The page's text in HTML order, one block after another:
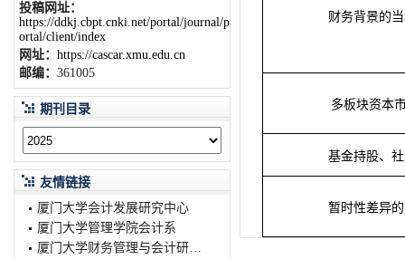
投稿网址：
https://ddkj.cbpt.cnki.net/portal/journal/p
ortal/client/index
网址： https://cascar.xmu.edu.cn
邮编： 361005
期刊目录
友情链接
厦门大学会计发展研究中心
厦门大学管理学院会计系
厦门大学财务管理与会计研究院
财务背景的
多板块资本
基金持股、
暂时性差异